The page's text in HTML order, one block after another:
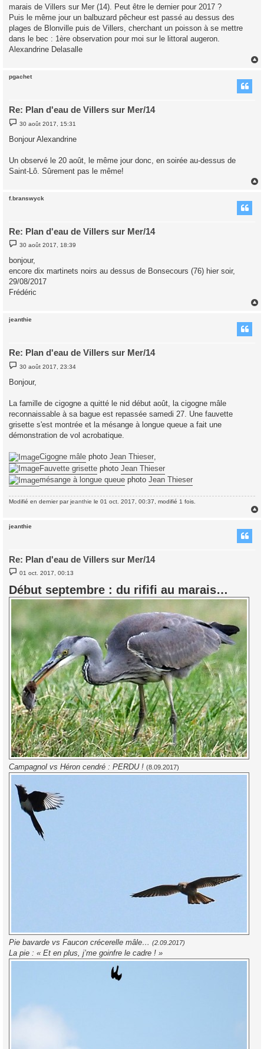
a
g
e
marais de Villers sur Mer (14). Peut être le dernier pour 2017 ?
Puis le même jour un balbuzard pêcheur est passé au dessus des
plages de Blonville puis de Villers, cherchant un poisson à se mettre
dans le bec : 1ère observation pour moi sur le littoral augeron.
Alexandrine Delasalle
pgachet
Re: Plan d'eau de Villers sur Mer/14
M
e
s
e
30 août 2017, 15:31
Bonjour Alexandrine
Un observé le 20 août, le même jour donc, en soirée au-dessus de
Saint-Lô. Sûrement pas le même!
f.branswyck
Re: Plan d'eau de Villers sur Mer/14
M
s
a
g
e
30 août 2017, 18:39
bonjour,
encore dix martinets noirs au dessus de Bonsecours (76) hier soir,
29/08/2017
Frédéric
jeanthie
Re: Plan d'eau de Villers sur Mer/14
M
e
s
g
e
30 août 2017, 23:34
Bonjour,
La famille de cigogne a quitté le nid début août, la cigogne mâle
reconnaissable à sa bague est repassée samedi 27. Une fauvette
grisette s'est montrée et la mésange à longue queue a fait une
démonstration de vol acrobatique.
Cigogne mâle photo Jean Thieser
Fauvette grisette photo Jean Thieser
mésange à longue queue photo Jean Thieser
Modifié en dernier parjeanthie le 01 oct. 2017, 00:37, modifié 1 fois.
jeanthie
Re: Plan d'eau de Villers sur Mer/14
M
e
s
a
01 oct. 2017, 00:13
Début septembre : du rififi au marais…
Campagnol vs Héron cendré : PERDU ! (8.09.2017)
Pie bavarde vs Faucon crécerelle mâle… (2.09.2017)
La pie : « Et en plus, j’me goinfre le cadre ! »